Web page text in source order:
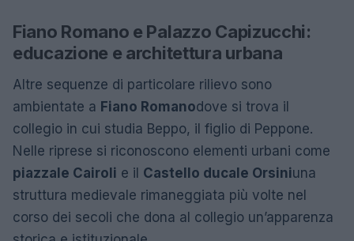
Fiano Romano e Palazzo Capizucchi:
educazione e architettura urbana
Altre sequenze di particolare rilievo sono
ambientate a Fiano Romanodove si trova il
collegio in cui studia Beppo, il figlio di Peppone.
Nelle riprese si riconoscono elementi urbani come
piazzale Cairoli e il Castello ducale Orsiniuna
struttura medievale rimaneggiata più volte nel
corso dei secoli che dona al collegio un’apparenza